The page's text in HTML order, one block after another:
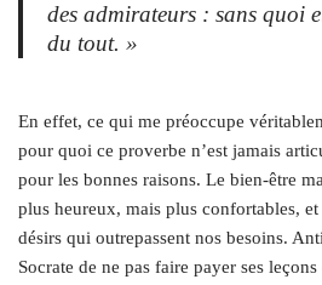
des admirateurs : sans quoi
du tout. »
En effet, ce qui me préoccupe
pour quoi ce proverbe n’est jamais
pour les bonnes raisons. Le bien-être
plus heureux, mais plus confortables,
désirs qui outrepassent nos besoins.
Socrate de ne pas faire payer ses